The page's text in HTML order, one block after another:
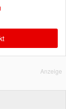
Anzeige